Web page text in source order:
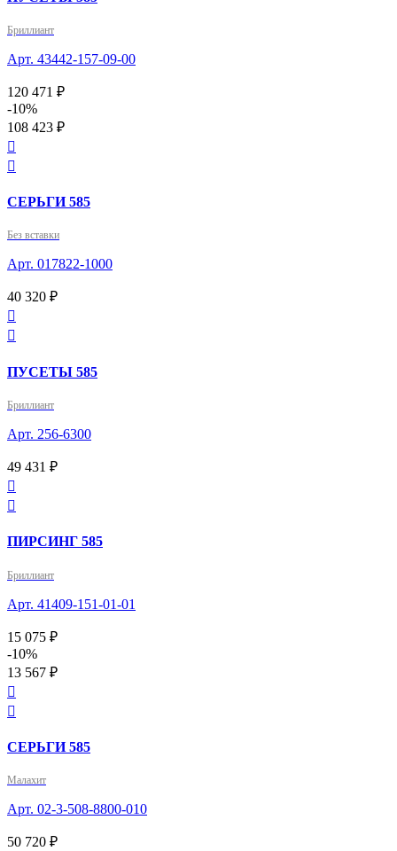
Бриллиант
Арт. 43442-157-09-00
120 471 ₽
-10%
108 423 ₽


СЕРЬГИ 585
Без вставки
Арт. 017822-1000
40 320 ₽


ПУСЕТЫ 585
Бриллиант
Арт. 256-6300
49 431 ₽


ПИРСИНГ 585
Бриллиант
Арт. 41409-151-01-01
15 075 ₽
-10%
13 567 ₽


СЕРЬГИ 585
Малахит
Арт. 02-3-508-8800-010
50 720 ₽